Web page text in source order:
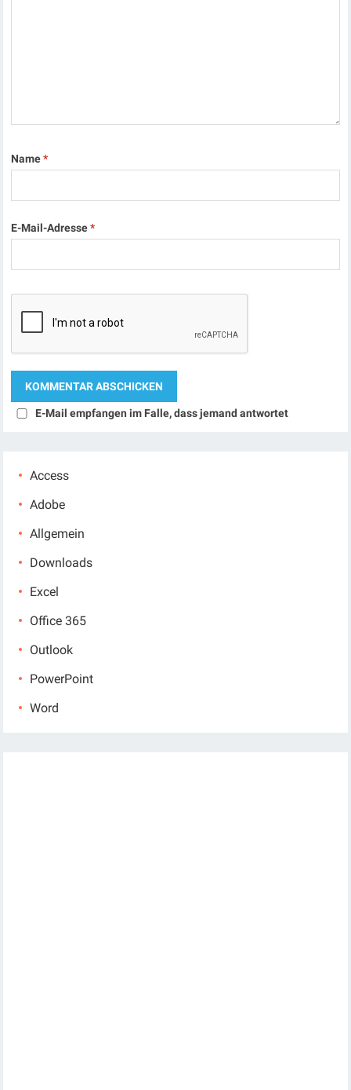
Name*
E-Mail-Adresse*
E-Mail empfangen im Falle, dass jemand antwortet
Access
Adobe
Allgemein
Downloads
Excel
Office 365
Outlook
PowerPoint
Word